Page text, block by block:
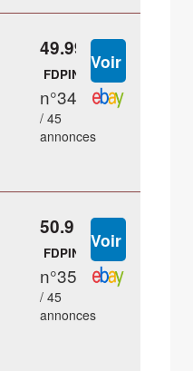
49.99 €
FDPIN
n°34
/ 45
annonces
50.9 €
FDPIN
n°35
/ 45
annonces